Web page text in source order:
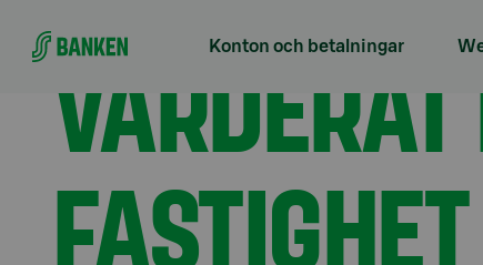
Konton och betalningar
Värderat miljöcertifikat